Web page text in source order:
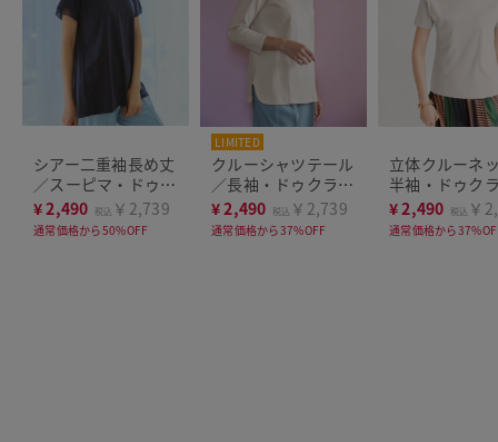
シアー二重袖長め丈
／スーピマ・ドゥク
ラッセTシャツ
¥2,490 税込 ￥2,739
通常価格から50%OFF
LIMITED
クルーシャツテール
／長袖・ドゥクラッ
セTシャツ
¥2,490 税込 ￥2,739
通常価格から37%OFF
立体クルーネ
半袖・ドゥク
Tシャツ
¥2,490 税込 ￥
通常価格から